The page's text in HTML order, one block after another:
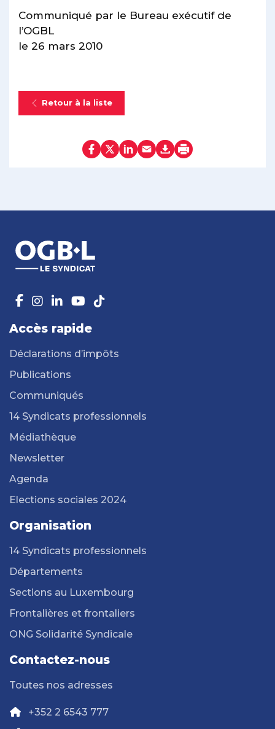
Communiqué par le Bureau exécutif de
l’OGBL
le 26 mars 2010
Retour à la liste
Accès rapide
Déclarations d’impôts
Publications
Communiqués
14 Syndicats professionnels
Médiathèque
Newsletter
Agenda
Elections sociales 2024
Organisation
14 Syndicats professionnels
Départements
Sections au Luxembourg
Frontalières et frontaliers
ONG Solidarité Syndicale
Contactez-nous
Toutes nos adresses
+352 2 6543 777